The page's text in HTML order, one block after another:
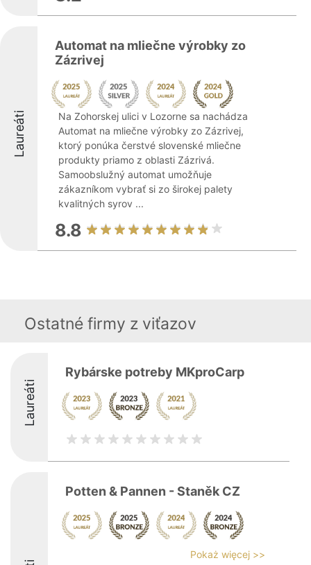
Laureáti
Automat na mliečne výrobky zo
Zázrivej
Na Zohorskej ulici v Lozorne sa nachádza
Automat na mliečne výrobky zo Zázrivej,
ktorý ponúka čerstvé slovenské mliečne
produkty priamo z oblasti Zázrivá.
Samoobslužný automat umožňuje
zákazníkom vybrať si zo širokej palety
kvalitných syrov ...
8.8
Ostatné firmy z viťazov
Laureáti
Rybárske potreby MKproCarp
Potten & Pannen - Staněk CZ
Pokaż więcej >>